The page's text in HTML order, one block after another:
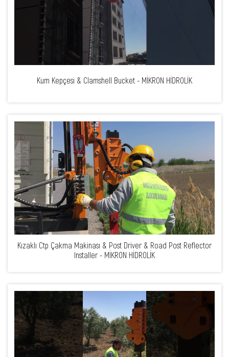
Kum Kepçesi & Clamshell Bucket - MİKRON HİDROLİK
Kızaklı Ctp Çakma Makinası & Post Driver & Road Post Reflector
Installer - MİKRON HİDROLİK